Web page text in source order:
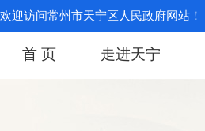
欢迎访问常州市天宁区人民政府网站！
首 页 走进天宁